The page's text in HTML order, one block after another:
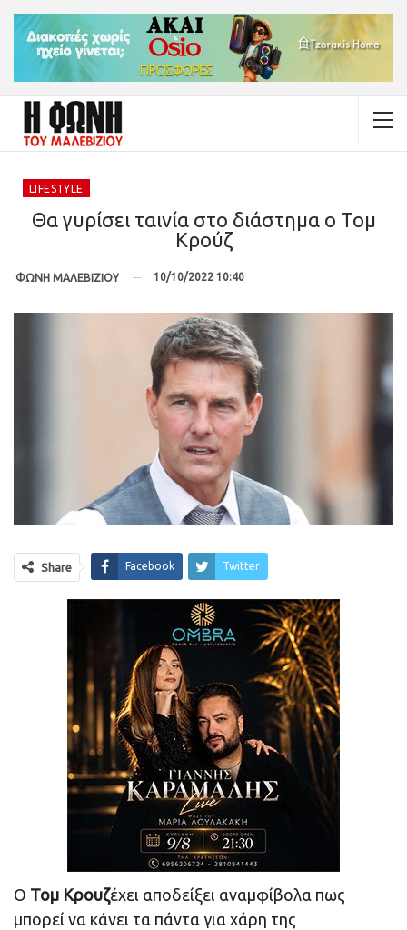
LIFESTYLE
Θα γυρίσει ταινία στο διάστημα ο Τομ
Κρούζ
ΦΩΝΗ ΜΑΛΕΒΙΖΙΟΥ 10/10/2022 10:40
Share Facebook Twitter
Ο Τομ Κρουζέχει αποδείξει αναμφίβολα πως
μπορεί να κάνει τα πάντα για χάρη της